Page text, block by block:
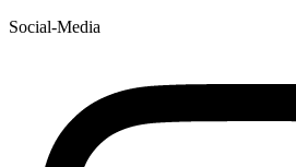
Social-Media